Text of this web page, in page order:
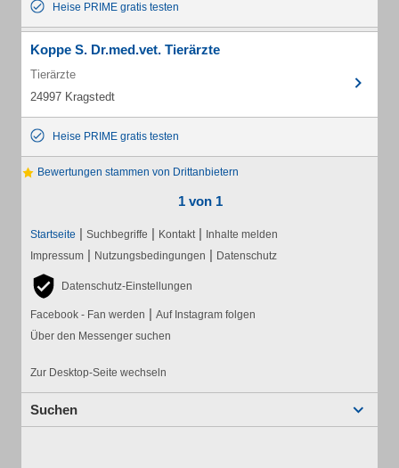
Heise PRIME gratis testen
Koppe S. Dr.med.vet. Tierärzte
Tierärzte
24997 Kragstedt
Heise PRIME gratis testen
Bewertungen stammen von Drittanbietern
1 von 1
Startseite | Suchbegriffe | Kontakt | Inhalte melden
Impressum | Nutzungsbedingungen | Datenschutz
Datenschutz-Einstellungen
Facebook - Fan werden | Auf Instagram folgen
Über den Messenger suchen
Zur Desktop-Seite wechseln
Suchen